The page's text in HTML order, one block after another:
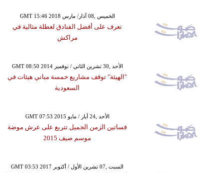
GMT 15:46 2018 الخميس ,08 آذار/ مارس
تعرف على أفضل الفنادق لعطلة مثالية في
مراكش
GMT 08:50 2014 الأحد ,30 تشرين الثاني / نوفمبر
"الهيئة" توقف مشاريع خمسة مباني هيئات في
السعودية
GMT 07:53 2015 الأحد ,24 أيار / مايو
فساتين الزمن الجميل تتربع على عرش موضة
موسم صيف 2015
GMT 03:53 2017 السبت ,07 تشرين الأول / أكتوبر